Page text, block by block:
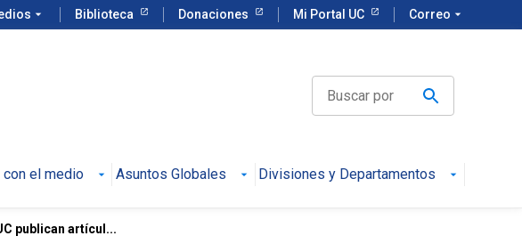
arrow_drop_down Biblioteca Donaciones Mi Portal UC Correo arrow_drop_down
con el medio Asuntos Globales Divisiones y Departamentos
publican artícul...